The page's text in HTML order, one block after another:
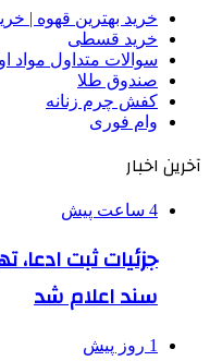
خرید بهترین قهوه |
خرید قسطی
سوالات متداول مواد
صندوق طلا
کفش چرم زنانه
وام فوری
آخرین اخبار
4 ساعت پیش
سند اعلام شد
1 روز پیش